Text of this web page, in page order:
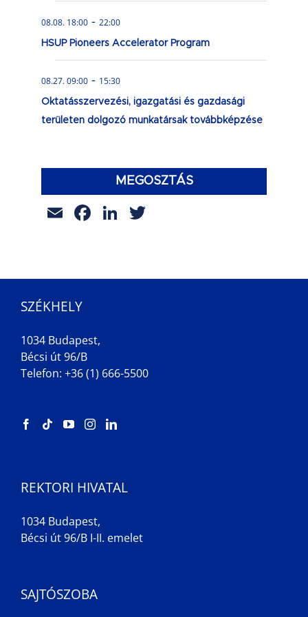
08.08. 18:00 - 22:00
HSUP Pioneers Accelerator Program
08.27. 09:00 - 15:30
Oktatásszervezési, igazgatási és gazdasági
területen dolgozó munkatársak továbbképzése
MEGOSZTÁS
EmailFacebook
LinkedIn
SZÉKHELY
1034 Budapest,
Bécsi út 96/B
Telefon: +36 (1) 666-5500
REKTORI HIVATAL
1034 Budapest,
Bécsi út 96/B I-II. emelet
SAJTÓSZOBA